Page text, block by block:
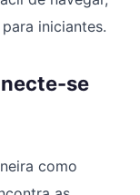
iniciantes.
se
como